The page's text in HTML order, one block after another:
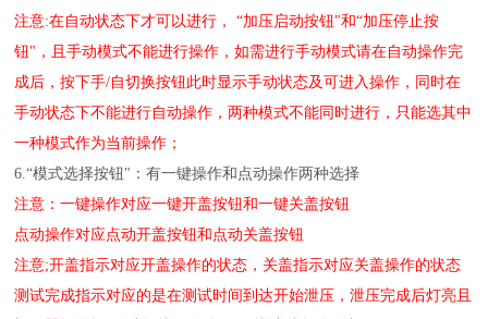
注意:在自动状态下才可以进行， “加压启动按钮"和“加压停止按
钮"，且手动模式不能进行操作，如需进行手动模式请在自动操作完
成后，按下手/自切换按钮此时显示手动状态及可进入操作，同时在
手动状态下不能进行自动操作，两种模式不能同时进行，只能选其中
一种模式作为当前操作；
6.“模式选择按钮"：有一键操作和点动操作两种选择
注意：一键操作对应一键开盖按钮和一键关盖按钮
点动操作对应点动开盖按钮和点动关盖按钮
注意;开盖指示对应开盖操作的状态，关盖指示对应关盖操作的状态
测试完成指示对应的是在测试时间到达开始泄压，泄压完成后灯亮且